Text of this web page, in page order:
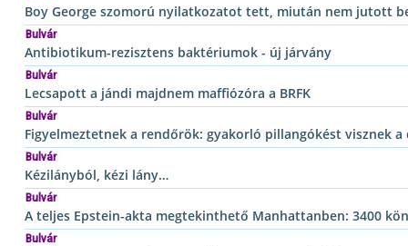
Boy George szomorú nyilatkozatot tett, miután nem jutott
Bulvár
Antibiotikum-rezisztens baktériumok - új járvány
Bulvár
Lecsapott a jándi majdnem maffiózóra a BRFK
Bulvár
Figyelmeztetnek a rendőrök: gyakorló pillangókést visznek a
Bulvár
Kézilányból, kézi lány…
Bulvár
A teljes Epstein-akta megtekinthető Manhattanben: 3400
Bulvár